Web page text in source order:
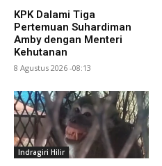
KPK Dalami Tiga
Pertemuan Suhardiman
Amby dengan Menteri
Kehutanan
8 Agustus 2026 -08:13
Indragiri Hilir